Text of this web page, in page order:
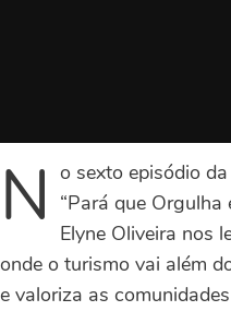
No sexto episódio
“Pará que Orgulha
Elyne Oliveira nos
onde o turismo vai além
e valoriza as